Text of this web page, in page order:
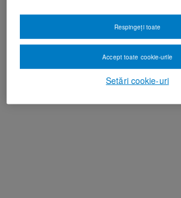
Setări cookie-uri
Respingeți toate
Accept toate cookie-urile